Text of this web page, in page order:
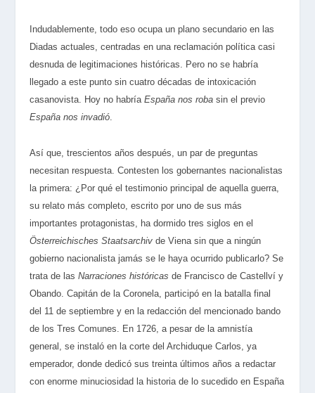
Indudablemente, todo eso ocupa un plano secundario en las
Diadas actuales, centradas en una reclamación política casi
desnuda de legitimaciones históricas. Pero no se habría
llegado a este punto sin cuatro décadas de intoxicación
casanovista. Hoy no habríaEspaña nos roba sin el previo
España nos invadió.
Así que, trescientos años después, un par de preguntas
necesitan respuesta. Contesten los gobernantes nacionalistas
la primera: ¿Por qué el testimonio principal de aquella guerra,
su relato más completo, escrito por uno de sus más
importantes protagonistas, ha dormido tres siglos en el
Österreichisches Staatsarchivde Viena sin que a ningún
gobierno nacionalista jamás se le haya ocurrido publicarlo? Se
trata de lasNarraciones históricasde Francisco de Castellví y
Obando. Capitán de la Coronela, participó en la batalla final
del 11 de septiembre y en la redacción del mencionado bando
de los Tres Comunes. En 1726, a pesar de la amnistía
general, se instaló en la corte del Archiduque Carlos, ya
emperador, donde dedicó sus treinta últimos años a redactar
con enorme minuciosidad la historia de lo sucedido en España